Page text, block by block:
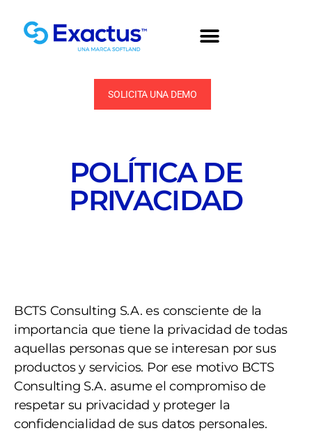
SOLICITA UNA DEMO
POLÍTICA DE
PRIVACIDAD
BCTS Consulting S.A. es consciente de la
importancia que tiene la privacidad de todas
aquellas personas que se interesan por sus
productos y servicios. Por ese motivo BCTS
Consulting S.A. asume el compromiso de
respetar su privacidad y proteger la
confidencialidad de sus datos personales.